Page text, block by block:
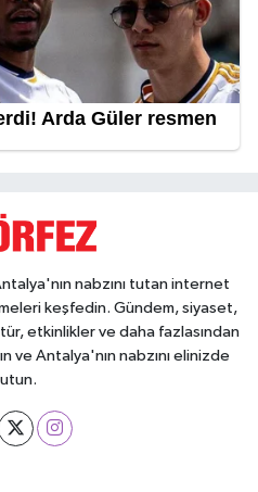
nabzını tutan internet
keşfedin. Gündem, siyaset,
etkinlikler ve daha fazlasından
ve Antalya'nın nabzını elinizde